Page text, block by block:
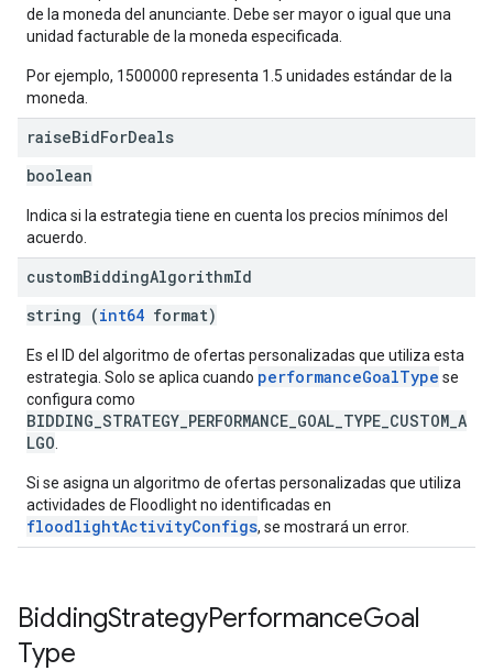
de la moneda del anunciante. Debe ser mayor o igual que una
unidad facturable de la moneda especificada.
Por ejemplo, 1500000 representa 1.5 unidades estándar de la
moneda.
raiseBidForDeals
boolean
Indica si la estrategia tiene en cuenta los precios mínimos del
acuerdo.
customBiddingAlgorithmId
string (int64 format)
Es el ID del algoritmo de ofertas personalizadas que utiliza esta
estrategia. Solo se aplica cuando performanceGoalType se
configura como
BIDDING_STRATEGY_PERFORMANCE_GOAL_TYPE_CUSTOM_A
LGO
Si se asigna un algoritmo de ofertas personalizadas que utiliza
actividades de Floodlight no identificadas en
floodlightActivityConfigs, se mostrará un error.
BiddingStrategyPerformanceGoal
Type